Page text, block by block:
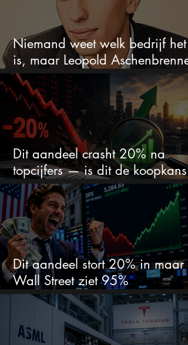
Niemand weet welk bedrijf het
is, maar Leopold Aschenbrenner
zet er nu $500 miljoen op
Dit aandeel crasht 20% na
topcijfers — is dit de koopkans
waar beleggers op wachtten?
Dit aandeel stort 20% in maar
Wall Street ziet 95%
koerspotentieel